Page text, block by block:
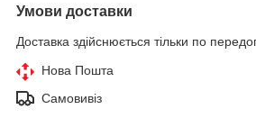
Умови доставки
Доставка здійснюється тільки по
Нова Пошта
Самовивіз